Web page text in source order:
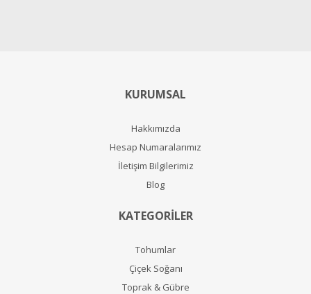
KURUMSAL
Hakkımızda
Hesap Numaralarımız
İletişim Bilgilerimiz
Blog
KATEGORİLER
Tohumlar
Çiçek Soğanı
Toprak & Gübre